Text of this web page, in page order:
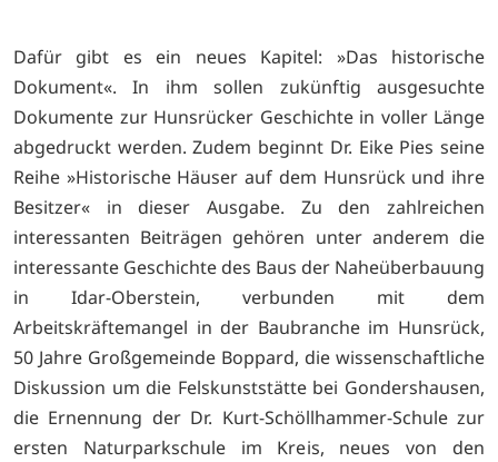
Dafür gibt es ein neues Kapitel: »Das historische
Dokument«. In ihm sollen zukünftig ausgesuchte
Dokumente zur Hunsrücker Geschichte in voller Länge
abgedruckt werden. Zudem beginnt Dr. Eike Pies seine
Reihe »Historische Häuser auf dem Hunsrück und ihre
Besitzer« in dieser Ausgabe. Zu den zahlreichen
interessanten Beiträgen gehören unter anderem die
interessante Geschichte des Baus der Naheüberbauung
in Idar-Oberstein, verbunden mit dem
Arbeitskräftemangel in der Baubranche im Hunsrück,
50 Jahre Großgemeinde Boppard, die wissenschaftliche
Diskussion um die Felskunststätte bei Gondershausen,
die Ernennung der Dr. Kurt-Schöllhammer-Schule zur
ersten Naturparkschule im Kreis, neues von den